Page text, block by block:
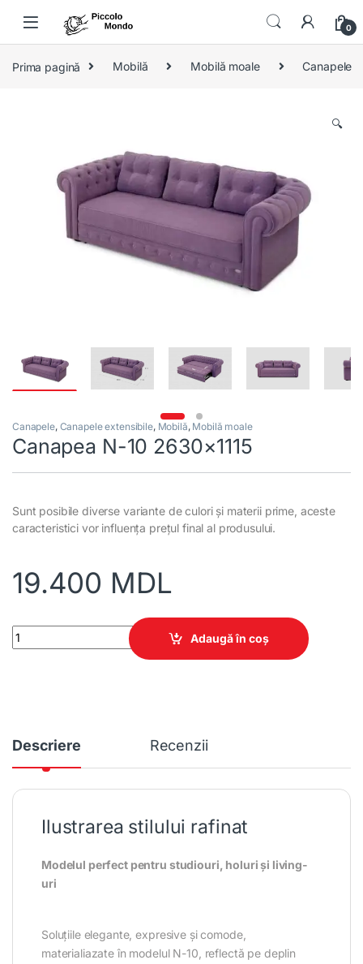
0
Prima pagină Mobilă Mobilă moale Canapele
🔍
Canapele, Canapele extensibile, Mobilă, Mobilă moale
Canapea N-10 2630×1115
Sunt posibile diverse variante de culori și materii prime, aceste
caracteristici vor influența prețul final al produsului.
19.400 MDL
Canapea N-10 2630x1115 quantity
Adaugă în coș
Descriere Recenzii
Ilustrarea stilului rafinat
Modelul perfect pentru studiouri, holuri și living-
uri
Soluțiile elegante, expresive și comode,
materialiazate în modelul N-10, reflectă pe deplin